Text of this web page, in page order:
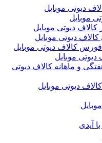
دیوتی موبایل
موبایل
دیوتی موبایل
دیوتی موبایل
کالاف دیوتی موبایل
موبایل
و ماهانه کالاف دیوتی
دیوتی موبایل
آیدی